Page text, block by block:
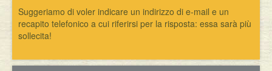
Suggeriamo di voler indicare un indirizzo di e-mail e un
recapito telefonico a cui riferirsi per la risposta: essa sarà più
sollecita!